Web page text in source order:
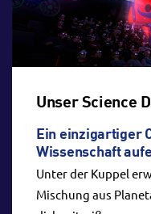
Unser Science
Ein einzigartiger
Wissenschaft
Unter der Kuppel
Mischung aus